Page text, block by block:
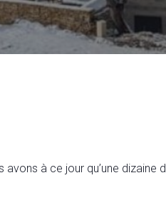
à ce jour qu’une dizaine